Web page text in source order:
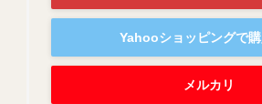
Yahooショッピングで
メルカリ